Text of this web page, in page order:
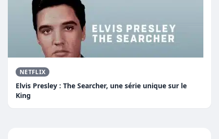
NETFLIX
Elvis Presley : The Searcher, une série unique sur le
King